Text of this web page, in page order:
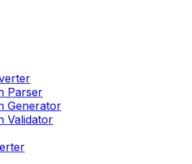
Parser
Generator
Validator